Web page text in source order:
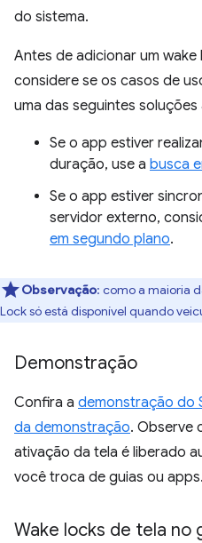
do sistema.
Antes de adicionar um
considere se os casos de
uma das seguintes soluções
Se o app estiver
duração, use a busca
Se o app estiver
servidor externo,
em segundo plano.
Observação: como a maioria
Lock só está disponível quando
Demonstração
Confira a demonstração do
da demonstração. Observe
ativação da tela é liberado
você troca de guias ou apps.
Wake locks de tela no